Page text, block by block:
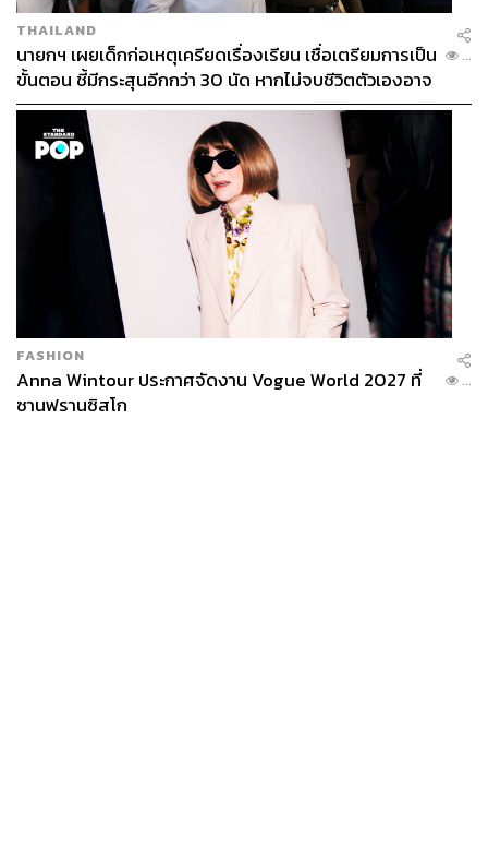
THAILAND
นายกฯ เผยเด็กก่อเหตุเครียดเรื่องเรียน เชื่อเตรียมการเป็น
ขั้นตอน ชี้มีกระสุนอีกกว่า 30 นัด หากไม่จบชีวิตตัวเองอาจ
สูญเสียเพิ่ม
...
FASHION
Anna Wintour ประกาศจัดงาน Vogue World 2027 ที่
ซานฟรานซิสโก
...